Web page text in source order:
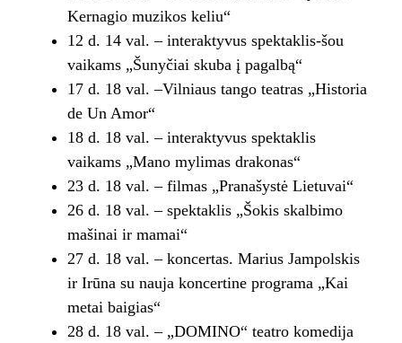
Kernagio muzikos keliu“
12 d. 14 val. – interaktyvus spektaklis-šou
vaikams „Šunyčiai skuba į pagalbą“
17 d. 18 val. –Vilniaus tango teatras „Historia
de Un Amor“
18 d. 18 val. – interaktyvus spektaklis
vaikams „Mano mylimas drakonas“
23 d. 18 val. – filmas „Pranašystė Lietuvai“
26 d. 18 val. – spektaklis „Šokis skalbimo
mašinai ir mamai“
27 d. 18 val. – koncertas. Marius Jampolskis
ir Irūna su nauja koncertine programa „Kai
metai baigias“
28 d. 18 val. – „DOMINO“ teatro komedija